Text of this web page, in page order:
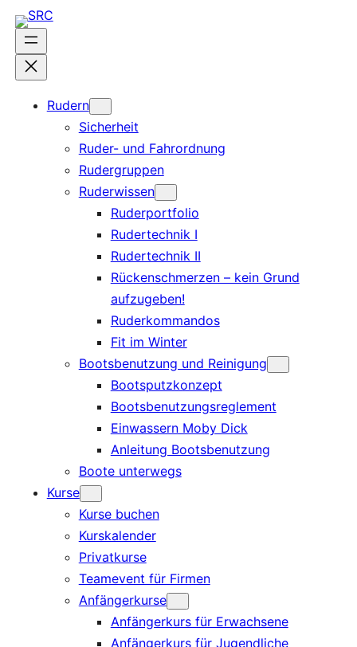
Zum
Inhalt
springen
Rudern
Sicherheit
Ruder- und Fahrordnung
Rudergruppen
Ruderwissen
Ruderportfolio
Rudertechnik I
Rudertechnik II
Rückenschmerzen – kein Grund
aufzugeben!
Ruderkommandos
Fit im Winter
Bootsbenutzung und Reinigung
Bootsputzkonzept
Bootsbenutzungsreglement
Einwassern Moby Dick
Anleitung Bootsbenutzung
Boote unterwegs
Kurse
Kurse buchen
Kurskalender
Privatkurse
Teamevent für Firmen
Anfängerkurse
Anfängerkurs für Erwachsene
Anfängerkurs für Jugendliche